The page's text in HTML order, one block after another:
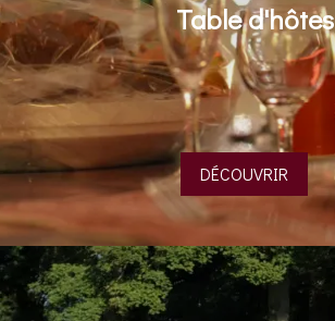
Table d'hôtes
DÉCOUVRIR